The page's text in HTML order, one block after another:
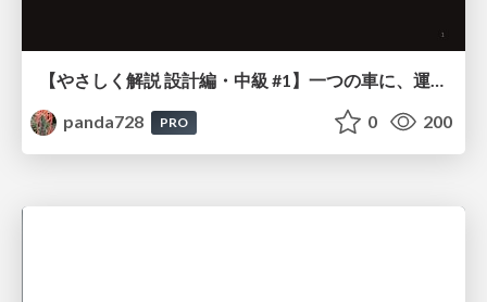
【やさしく解説 設計編・中級 #1】一つの車に、運転手は一人 ～ある倉庫システムの事例から～
panda728
PRO 0 200